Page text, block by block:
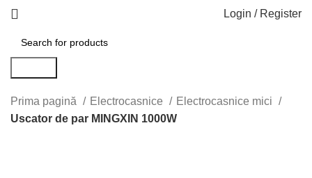
Login / Register
Prima pagină Electrocasnice
Electrocasnice mici
Uscator de par MINGXIN 1000W